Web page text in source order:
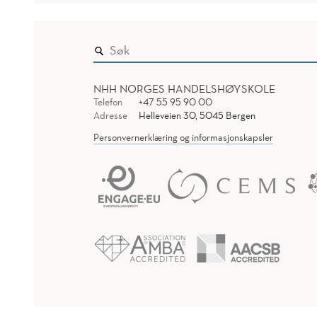
NHH NORGES HANDELSHØYSKOLE
Telefon
+47 55 95 90 00
Adresse
Helleveien 30, 5045 Bergen
Personvernerklæring og informasjonskapsler